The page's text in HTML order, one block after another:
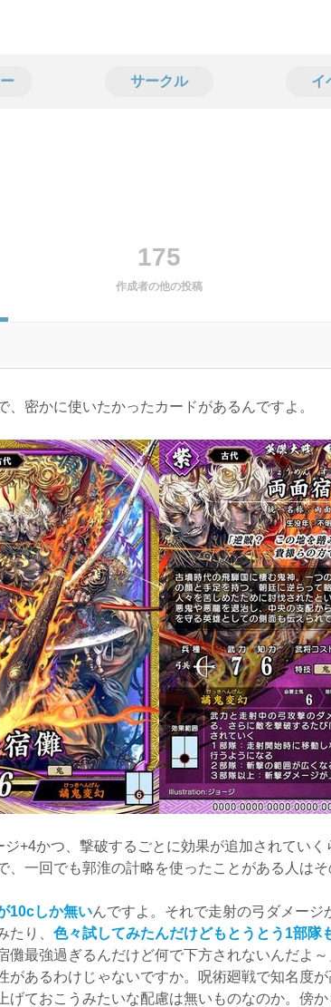
サークル イ
175
作成者の他の投稿
密かに使いたかったカードがあるんですよ。
+4かつ、撃破するごとに効果が追加されてい
一回でも郭淮の計略を使ったことがある人はそ
10cしか無いんですよ。それで走射の弓ダメー
たり、 色々試してみたんだけどもとうとう1部隊
最強過ぎるんだけど何で下方されないんだよ
があるわけじゃないですか。呪術廻戦で知名度
げておこうみたいな配慮は無いものなのか。傍